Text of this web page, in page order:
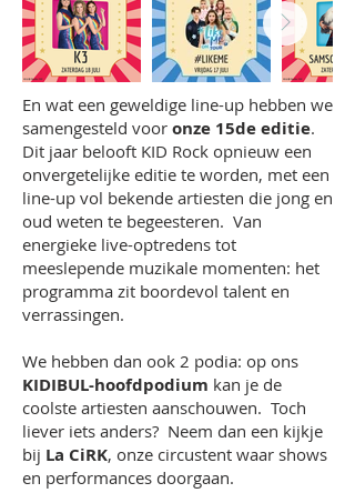
En wat een geweldige line-up hebben we
samengesteld voor onze 15de editie.
Dit jaar belooft KID Rock opnieuw een
onvergetelijke editie te worden, met een
line-up vol bekende artiesten die jong en
oud weten te begeesteren. Van
energieke live-optredens tot
meeslepende muzikale momenten: het
programma zit boordevol talent en
verrassingen.
We hebben dan ook 2 podia: op ons
KIDIBUL-hoofdpodium kan je de
coolste artiesten aanschouwen. Toch
liever iets anders? Neem dan een kijkje
bij La CiRK, onze circustent waar shows
en performances doorgaan.